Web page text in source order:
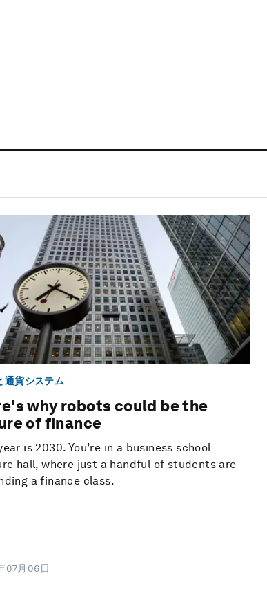
通貨システム
why robots could be the
of finance
is 2030. You’re in a business school
hall, where just a handful of students are
a finance class.
07月06日